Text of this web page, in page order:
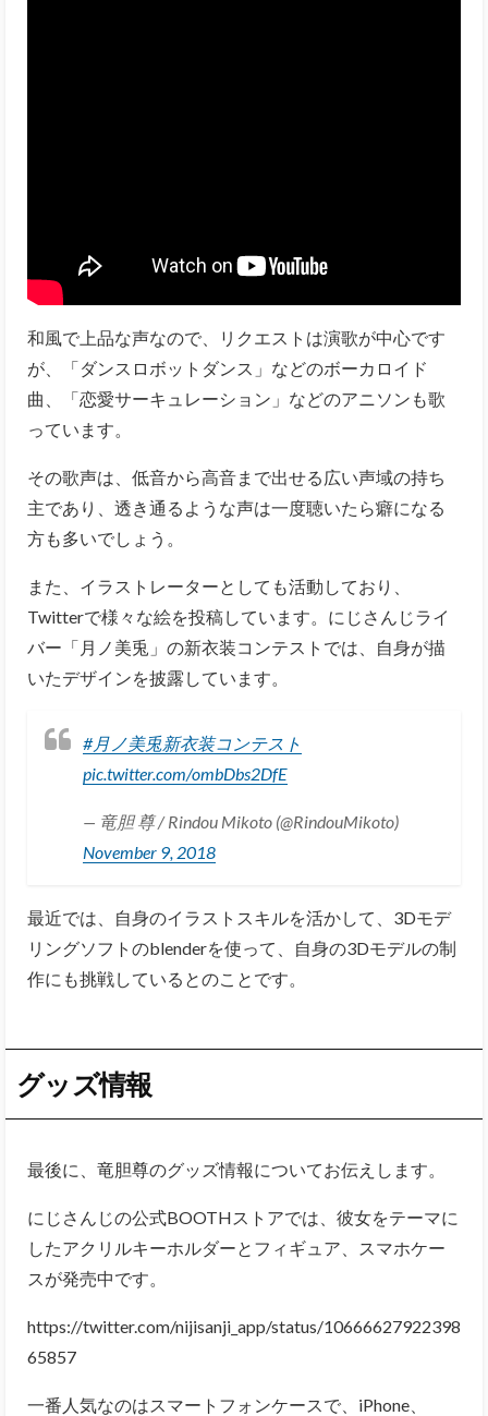
和風で上品な声なので、リクエストは演歌が中心です
が、「ダンスロボットダンス」などのボーカロイド
曲、「恋愛サーキュレーション」などのアニソンも歌
っています。
その歌声は、低音から高音まで出せる広い声域の持ち
主であり、透き通るような声は一度聴いたら癖になる
方も多いでしょう。
また、イラストレーターとしても活動しており、
Twitterで様々な絵を投稿しています。にじさんじライ
バー「月ノ美兎」の新衣装コンテストでは、自身が描
いたデザインを披露しています。
#月ノ美兎新衣装コンテスト
pic.twitter.com/ombDbs2DfE
— 竜胆 尊 / Rindou Mikoto (@RindouMikoto)
November 9, 2018
最近では、自身のイラストスキルを活かして、3Dモデ
リングソフトのblenderを使って、自身の3Dモデルの制
作にも挑戦しているとのことです。
グッズ情報
最後に、竜胆尊のグッズ情報についてお伝えします。
にじさんじの公式BOOTHストアでは、彼女をテーマに
したアクリルキーホルダーとフィギュア、スマホケー
スが発売中です。
https://twitter.com/nijisanji_app/status/10666627922398
65857
一番人気なのはスマートフォンケースで、iPhone、